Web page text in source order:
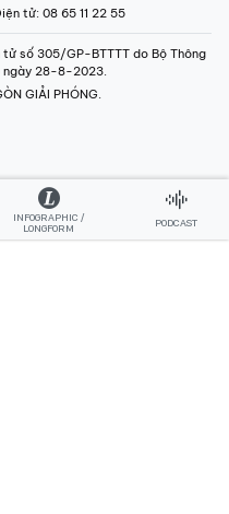
tử: 08 65 11 22 55
số 305/GP-BTTTT do Bộ Thông
ngày 28-8-2023.
GIẢI PHÓNG.
INFOGRAPHIC /
LONGFORM
PODCAST